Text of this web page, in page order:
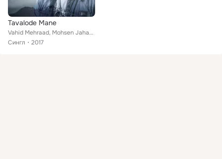
Tavalode Mane
Vahid Mehraad, Mohsen Jahangiri
Сингл
2017